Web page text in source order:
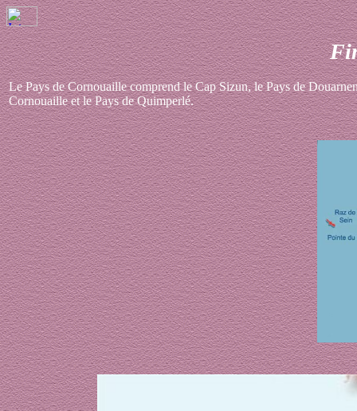
Le Pays de Cornouaille comprend le Cap Sizun, le Pays de
Cornouaille et le Pays de Quimperlé.